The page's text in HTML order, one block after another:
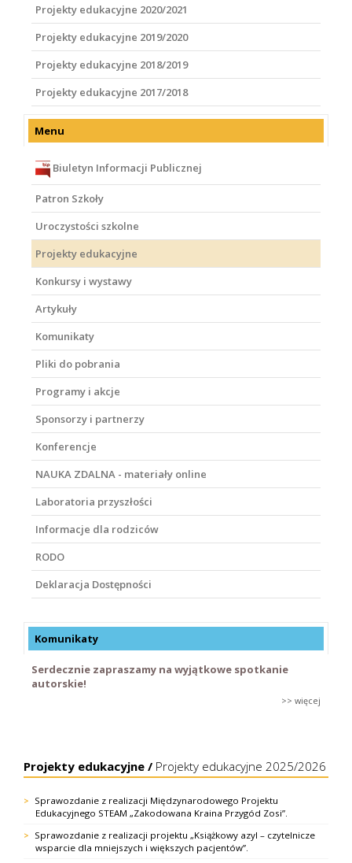
Projekty edukacyjne 2020/2021
Projekty edukacyjne 2019/2020
Projekty edukacyjne 2018/2019
Projekty edukacyjne 2017/2018
Menu
Biuletyn Informacji Publicznej
Patron Szkoły
Uroczystości szkolne
Projekty edukacyjne
Konkursy i wystawy
Artykuły
Komunikaty
Pliki do pobrania
Programy i akcje
Sponsorzy i partnerzy
Konferencje
NAUKA ZDALNA - materiały online
Laboratoria przyszłości
Informacje dla rodziców
RODO
Deklaracja Dostępności
Komunikaty
Serdecznie zapraszamy na wyjątkowe spotkanie
autorskie!
>> więcej
Projekty edukacyjne / Projekty edukacyjne 2025/2026
Sprawozdanie z realizacji Międzynarodowego Projektu
Edukacyjnego STEAM „Zakodowana Kraina Przygód Zosi”.
Sprawozdanie z realizacji projektu „Książkowy azyl – czytelnicze
wsparcie dla mniejszych i większych pacjentów”.